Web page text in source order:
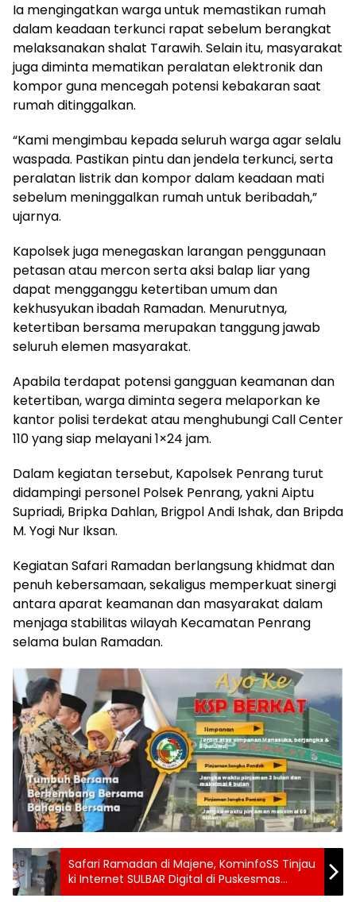
Ia mengingatkan warga untuk memastikan rumah
dalam keadaan terkunci rapat sebelum berangkat
melaksanakan shalat Tarawih. Selain itu, masyarakat
juga diminta mematikan peralatan elektronik dan
kompor guna mencegah potensi kebakaran saat
rumah ditinggalkan.
“Kami mengimbau kepada seluruh warga agar selalu
waspada. Pastikan pintu dan jendela terkunci, serta
peralatan listrik dan kompor dalam keadaan mati
sebelum meninggalkan rumah untuk beribadah,”
ujarnya.
Kapolsek juga menegaskan larangan penggunaan
petasan atau mercon serta aksi balap liar yang
dapat mengganggu ketertiban umum dan
kekhusyukan ibadah Ramadan. Menurutnya,
ketertiban bersama merupakan tanggung jawab
seluruh elemen masyarakat.
Apabila terdapat potensi gangguan keamanan dan
ketertiban, warga diminta segera melaporkan ke
kantor polisi terdekat atau menghubungi Call Center
110 yang siap melayani 1×24 jam.
Dalam kegiatan tersebut, Kapolsek Penrang turut
didampingi personel Polsek Penrang, yakni Aiptu
Supriadi, Bripka Dahlan, Brigpol Andi Ishak, dan Bripda
M. Yogi Nur Iksan.
Kegiatan Safari Ramadan berlangsung khidmat dan
penuh kebersamaan, sekaligus memperkuat sinergi
antara aparat keamanan dan masyarakat dalam
menjaga stabilitas wilayah Kecamatan Penrang
selama bulan Ramadan.
Safari Ramadan di Majene, KominfoSS Tinjau
ki Internet SULBAR Digital di Puskesmas
Salutambung Majene